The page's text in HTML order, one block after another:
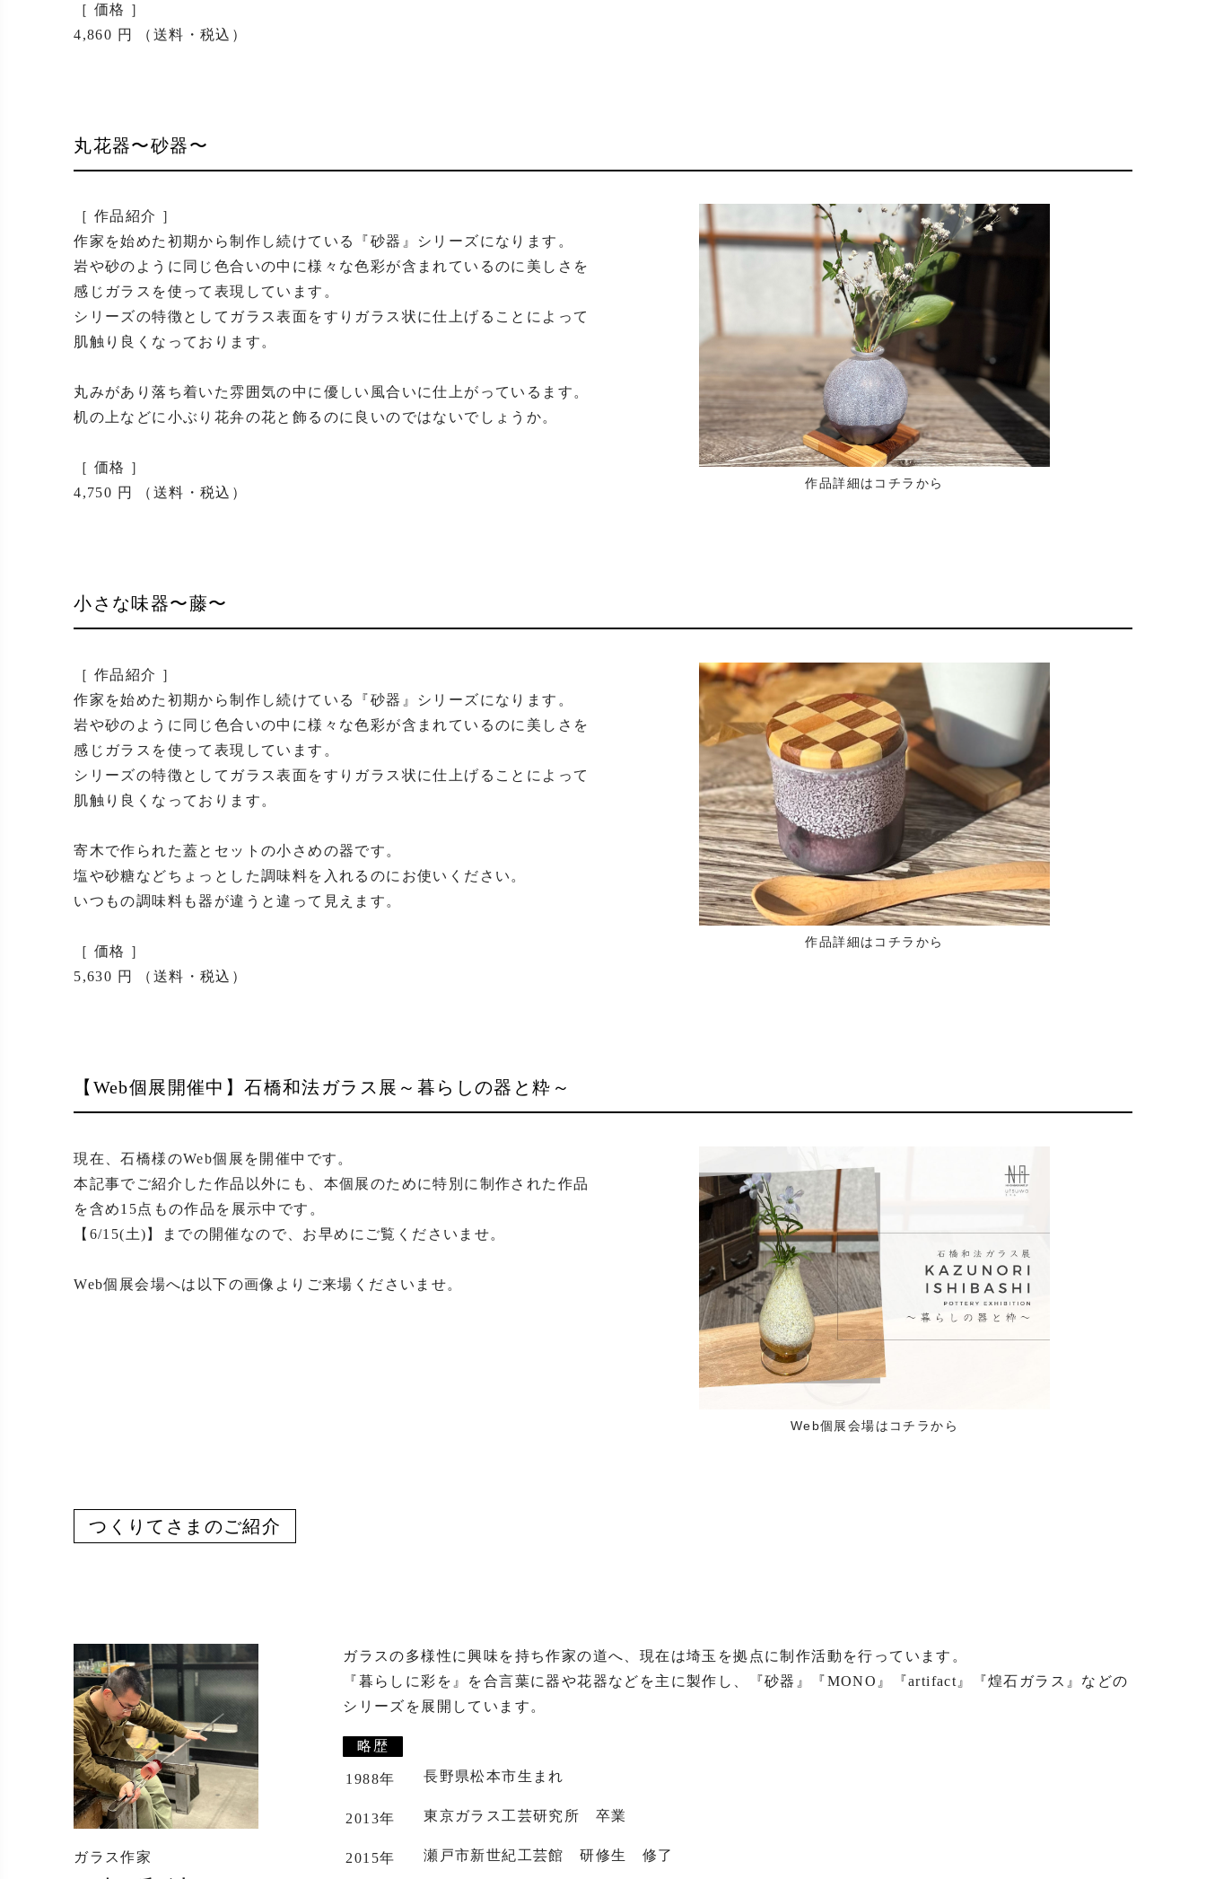
［ 価格 ］
4,860 円 （送料・税込）
丸花器〜砂器〜
［ 作品紹介 ］
作家を始めた初期から制作し続けている『砂器』シリーズになります。
岩や砂のように同じ色合いの中に様々な色彩が含まれているのに美しさを
感じガラスを使って表現しています。
シリーズの特徴としてガラス表面をすりガラス状に仕上げることによって
肌触り良くなっております。
丸みがあり落ち着いた雰囲気の中に優しい風合いに仕上がっているます。
机の上などに小ぶり花弁の花と飾るのに良いのではないでしょうか。
［ 価格 ］
4,750 円 （送料・税込）
作品詳細はコチラから
小さな味器〜藤〜
［ 作品紹介 ］
作家を始めた初期から制作し続けている『砂器』シリーズになります。
岩や砂のように同じ色合いの中に様々な色彩が含まれているのに美しさを
感じガラスを使って表現しています。
シリーズの特徴としてガラス表面をすりガラス状に仕上げることによって
肌触り良くなっております。
寄木で作られた蓋とセットの小さめの器です。
塩や砂糖などちょっとした調味料を入れるのにお使いください。
いつもの調味料も器が違うと違って見えます。
［ 価格 ］
5,630 円 （送料・税込）
作品詳細はコチラから
【Web個展開催中】石橋和法ガラス展～暮らしの器と粋～
現在、石橋様のWeb個展を開催中です。
本記事でご紹介した作品以外にも、本個展のために特別に制作された作品
を含め15点もの作品を展示中です。
【6/15(土)】までの開催なので、お早めにご覧くださいませ。
Web個展会場へは以下の画像よりご来場くださいませ。
Web個展会場はコチラから
つくりてさまのご紹介
ガラス作家
ガラスの多様性に興味を持ち作家の道へ、現在は埼玉を拠点に制作活動を行っています。
『暮らしに彩を』を合言葉に器や花器などを主に製作し、『砂器』『MONO』『artifact』『煌石ガラス』などの
シリーズを展開しています。
略歴
1988年 長野県松本市生まれ
2013年 東京ガラス工芸研究所　卒業
2015年 瀬戸市新世紀工芸館　研修生　修了